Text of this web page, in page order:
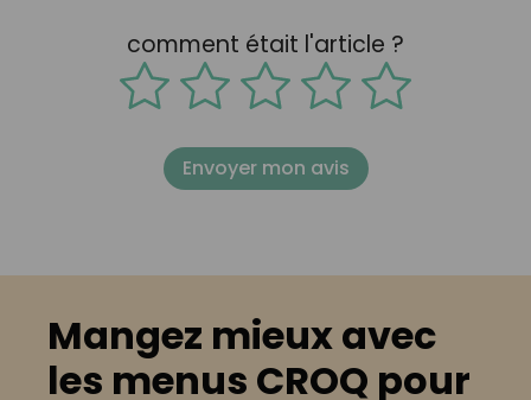
comment était l'article ?
Envoyer mon avis
Mangez mieux avec
les menus CROQ pour